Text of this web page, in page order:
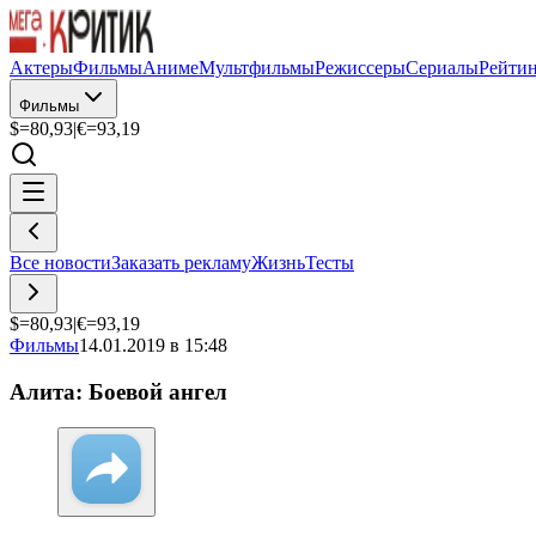
АктерыФильмыАнимеМультфильмыРежиссерыСериалы
Фильмы
$=80,93|€=93,19
Все новостиЗаказать рекламуЖизньТесты
$=80,93|€=93,19
Фильмы14.01.2019 в 15:48
Алита: Боевой ангел